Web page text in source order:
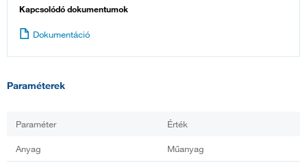
Kapcsolódó dokumentumok
Dokumentáció
Paraméterek
Paraméter Érték
Anyag Műanyag